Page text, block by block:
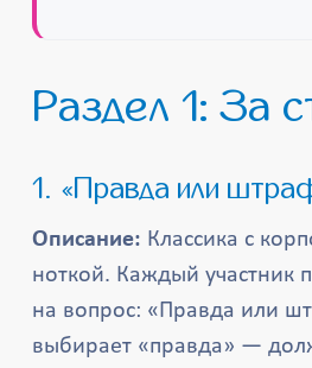
Раздел 1: За
1. «Правда или
Описание: Классика с
ноткой. Каждый участник
на вопрос: «Правда или
выбирает «правда» —